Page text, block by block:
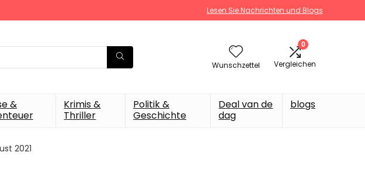
Lesen Sie Nachrichten und Blogs
Wunschzettel
0
Vergleichen
&
Krimis &
Thriller
Politik &
Geschichte
Deal van de
dag
blogs
2021